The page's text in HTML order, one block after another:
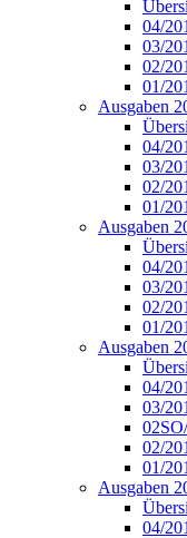
04/
03/
02/
01/
Ausgaben
04/
03/
02/
01/
Ausgaben
04/
03/
02/
01/
Ausgaben
04/
03/
02/
01/
Ausgaben
04/